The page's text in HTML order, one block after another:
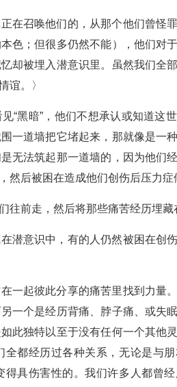
在召唤他们的，从那个他们曾怪
色；但很多仍然不能），他们对
却被埋入潜意识里。虽然我们全
谊。〉
“黑暗”，他们不想承认或知道这
一道墙把它堵起来，那就像是一
无法筑起那一道墙的，因为他们
后被困在造成他们创伤后压力症
往前走，然后将那些痛苦经历埋藏
潜意识中，有的人仍然被困在创
一起彼此分享的痛苦里找到力量
一个是经历背痛、脖子痛、或失
此独特以至于没有任何一个其他
都经历过各种关系，无论是与
具伤害性的。我们许多人都曾